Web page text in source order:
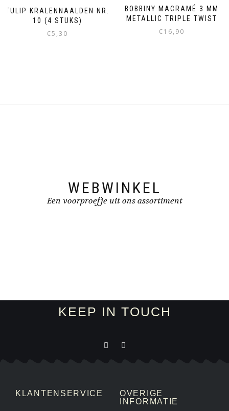
TULIP KRALENNAALDEN NR.
10 (4 STUKS)
€5,30
BOBBINY MACRAMÉ 3 MM
METALLIC TRIPLE TWIST
€16,90
WEBWINKEL
Een voorproefje uit ons assortiment
KEEP IN TOUCH
KLANTENSERVICE
OVERIGE
INFORMATIE